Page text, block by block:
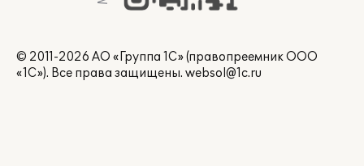
© 2011-2026 АО «Группа 1С» (правопреемник ООО
«1С»). Все права защищены. websol@1c.ru